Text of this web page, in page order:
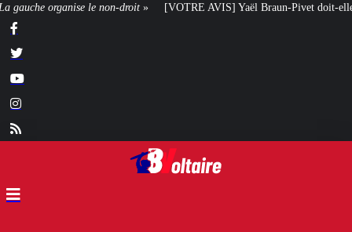
AVIS] Yaël Braun-Pivet doit-elle renoncer à son projet architectural ?